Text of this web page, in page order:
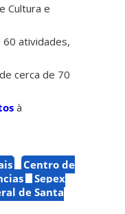
Cultura e
60 atividades,
cerca de 70
à
Centro de
Sepex
de Santa